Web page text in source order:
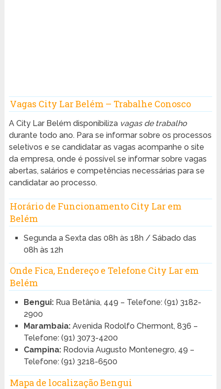
Vagas City Lar Belém – Trabalhe Conosco
A City Lar Belém disponibiliza vagas de trabalho
durante todo ano. Para se informar sobre os processos
seletivos e se candidatar as vagas acompanhe o site
da empresa, onde é possível se informar sobre vagas
abertas, salários e competências necessárias para se
candidatar ao processo.
Horário de Funcionamento City Lar em
Belém
Segunda a Sexta das 08h às 18h / Sábado das
08h às 12h
Onde Fica, Endereço e Telefone City Lar em
Belém
Bengui:Rua Betânia, 449 – Telefone: (91) 3182-
2900
Marambaia:Avenida Rodolfo Chermont, 836 –
Telefone: (91) 3073-4200
Campina:Rodovia Augusto Montenegro, 49 –
Telefone: (91) 3218-6500
Mapa de localização Bengui